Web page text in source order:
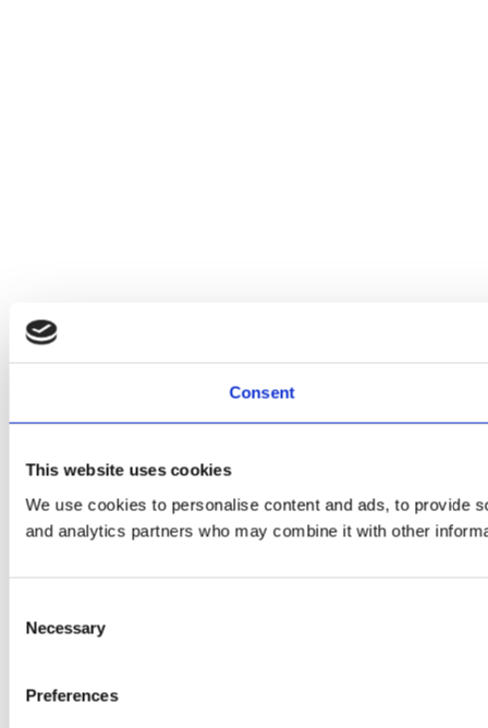
Consent
This website uses cookies
We use cookies to personalise content and ads, to provide
and analytics partners who may combine it with other
Selection
Necessary
Preferences